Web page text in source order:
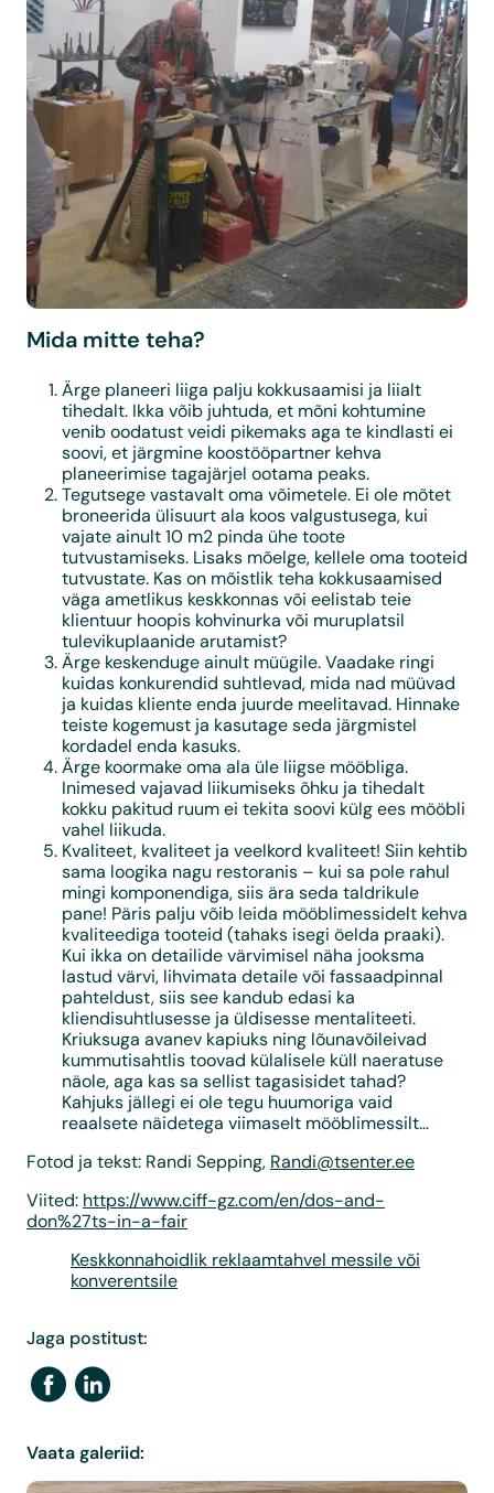
Mida mitte teha?
Ärge planeeri liiga palju kokkusaamisi ja liialt
tihedalt. Ikka võib juhtuda, et mõni kohtumine
venib oodatust veidi pikemaks aga te kindlasti ei
soovi, et järgmine koostööpartner kehva
planeerimise tagajärjel ootama peaks.
Tegutsege vastavalt oma võimetele. Ei ole mõtet
broneerida ülisuurt ala koos valgustusega, kui
vajate ainult 10 m2 pinda ühe toote
tutvustamiseks. Lisaks mõelge, kellele oma tooteid
tutvustate. Kas on mõistlik teha kokkusaamised
väga ametlikus keskkonnas või eelistab teie
klientuur hoopis kohvinurka või muruplatsil
tulevikuplaanide arutamist?
Ärge keskenduge ainult müügile. Vaadake ringi
kuidas konkurendid suhtlevad, mida nad müüvad
ja kuidas kliente enda juurde meelitavad. Hinnake
teiste kogemust ja kasutage seda järgmistel
kordadel enda kasuks.
Ärge koormake oma ala üle liigse mööbliga.
Inimesed vajavad liikumiseks õhku ja tihedalt
kokku pakitud ruum ei tekita soovi külg ees mööbli
vahel liikuda.
Kvaliteet, kvaliteet ja veelkord kvaliteet! Siin kehtib
sama loogika nagu restoranis – kui sa pole rahul
mingi komponendiga, siis ära seda taldrikule
pane! Päris palju võib leida mööblimessidelt kehva
kvaliteediga tooteid (tahaks isegi öelda praaki).
Kui ikka on detailide värvimisel näha jooksma
lastud värvi, lihvimata detaile või fassaadpinnal
pahteldust, siis see kandub edasi ka
kliendisuhtlusesse ja üldisesse mentaliteeti.
Kriuksuga avanev kapiuks ning lõunavõileivad
kummutisahtlis toovad külalisele küll naeratuse
näole, aga kas sa sellist tagasisidet tahad?
Kahjuks jällegi ei ole tegu huumoriga vaid
reaalsete näidetega viimaselt mööblimessilt…
Fotod ja tekst: Randi Sepping, Randi@tsenter.ee
Viited: https://www.ciff-gz.com/en/dos-and-
don%27ts-in-a-fair
Keskkonnahoidlik reklaamtahvel messile või
konverentsile
Jaga postitust:
Vaata galeriid: